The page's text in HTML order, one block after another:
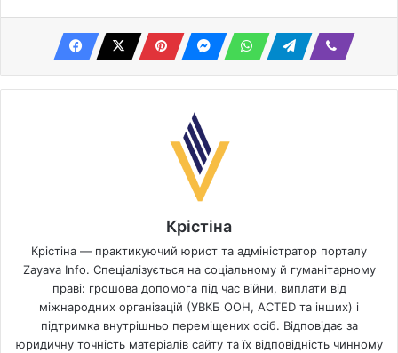
Крістіна
Крістіна — практикуючий юрист та адміністратор порталу
Zayava Info. Спеціалізується на соціальному й гуманітарному
праві: грошова допомога під час війни, виплати від
міжнародних організацій (УВКБ ООН, ACTED та інших) і
підтримка внутрішньо переміщених осіб. Відповідає за
юридичну точність матеріалів сайту та їх відповідність чинному